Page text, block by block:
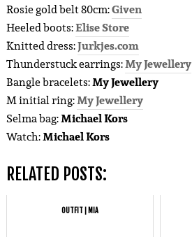
Rosie gold belt 80cm:Given
Heeled boots:Elise Store
Knitted dress:Jurkjes.com
Thunderstuck earrings:My Jewellery
Bangle bracelets:My Jewellery
M initial ring:My Jewellery
Selma bag:Michael Kors
Watch:Michael Kors
RELATED POSTS:
OUTFIT | MIA